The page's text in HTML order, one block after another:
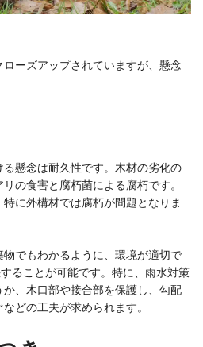
ーズアップされていますが、懸念
懸念は耐久性です。木材の劣化の
の食害と腐朽菌による腐朽です。
に外構材では腐朽が問題となりま
でもわかるように、環境が適切で
ることが可能です。特に、雨水対策
、木口部や接合部を保護し、勾配
どの工夫が求められます。